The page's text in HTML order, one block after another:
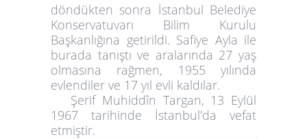
döndükten sonra İstanbul Belediye
Konservatuvarı Bilim Kurulu
Başkanlığına getirildi. Safiye Ayla ile
burada tanıştı ve aralarında 27 yaş
olmasına rağmen, 1955 yılında
evlendiler ve 17 yıl evli kaldılar.
Şerif Muhiddîn Targan, 13 Eylül
1967 tarihinde İstanbul'da vefat
etmiştir.